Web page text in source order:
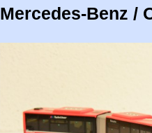
Mercedes-Benz /